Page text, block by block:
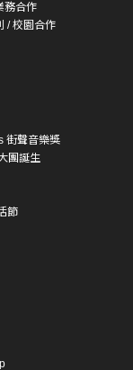
務合作
/ 校園合作
街聲音樂獎
團誕生
節